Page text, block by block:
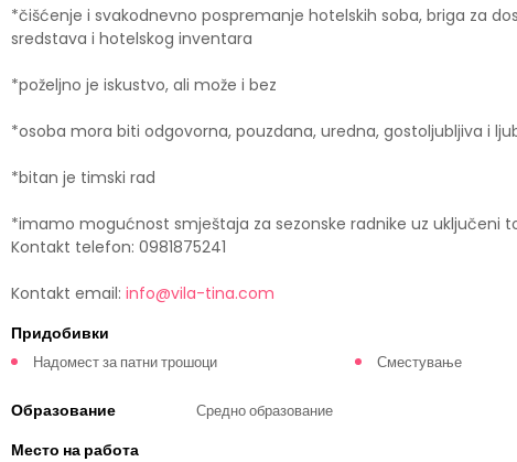
*čišćenje i svakodnevno pospremanje hotelskih soba, briga za
sredstava i hotelskog inventara
*poželjno je iskustvo, ali može i bez
*osoba mora biti odgovorna, pouzdana, uredna, gostoljubljiva i
*bitan je timski rad
*imamo mogućnost smještaja za sezonske radnike uz uključeni
Kontakt telefon: 0981875241
Kontakt email: info@vila-tina.com
Придобивки
Надомест за патни трошоци Сместување
Образование Средно образование
Место на работа